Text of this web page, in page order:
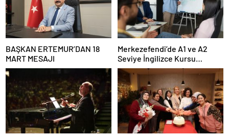
BAŞKAN ERTEMUR’DAN 18
MART MESAJI
Merkezefendi’de A1 ve A2
Seviye İngilizce Kursu
Başvuruları Başladı